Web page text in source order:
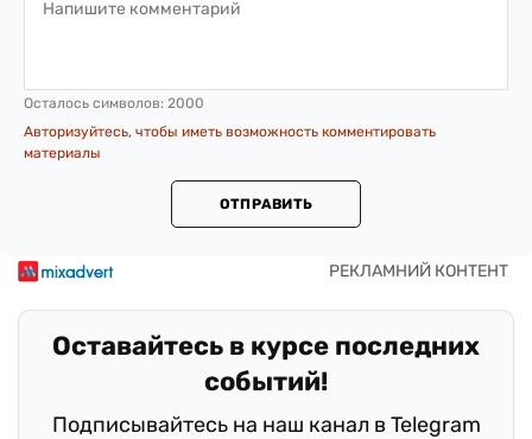
Осталось символов: 2000
Авторизуйтесь, чтобы иметь возможность комментировать
материалы
ОТПРАВИТЬ
Оставайтесь в курсе последних
событий!
Подписывайтесь на наш канал в Telegram